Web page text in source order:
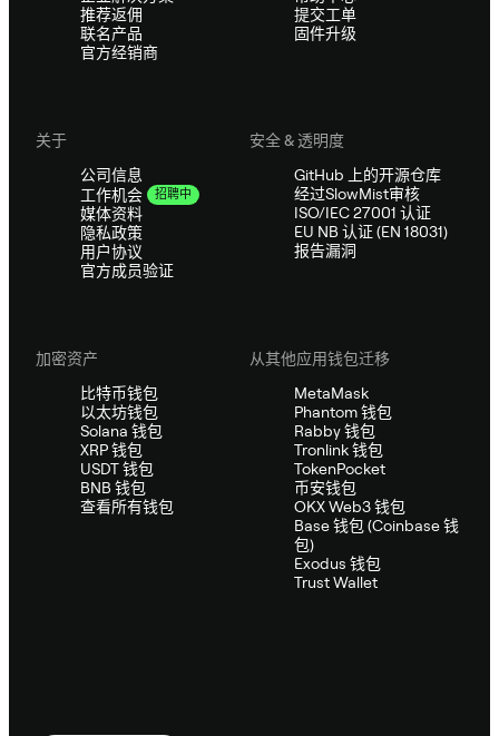
推荐返佣
联名产品
官方经销商
提交工单
固件升级
关于
公司信息
工作机会
招聘中
媒体资料
隐私政策
用户协议
官方成员验证
安全 & 透明度
GitHub 上的开源仓库
经过SlowMist审核
ISO/IEC 27001 认证
EU NB 认证 (EN 18031)
报告漏洞
加密资产
比特币钱包
以太坊钱包
Solana 钱包
XRP 钱包
USDT 钱包
BNB 钱包
查看所有钱包
从其他应用钱包迁移
MetaMask
Phantom 钱包
Rabby 钱包
Tronlink 钱包
TokenPocket
币安钱包
OKX Web3 钱包
Base 钱包 (Coinbase 钱
包)
Exodus 钱包
Trust Wallet